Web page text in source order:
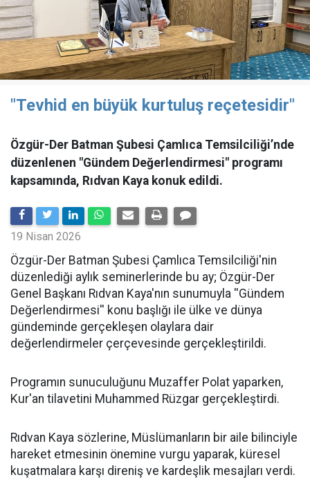
"Tevhid en büyük kurtuluş reçetesidir"
Özgür-Der Batman Şubesi Çamlıca Temsilciliği’nde
düzenlenen "Gündem Değerlendirmesi" programı
kapsamında, Rıdvan Kaya konuk edildi.
19 Nisan 2026
​Özgür-Der Batman Şubesi Çamlıca Temsilciliği'nin
düzenlediği aylık seminerlerinde bu ay; Özgür-Der
Genel Başkanı Rıdvan Kaya'nın sunumuyla ''Gündem
Değerlendirmesi'' konu başlığı ile ülke ve dünya
gündeminde gerçekleşen olaylara dair
değerlendirmeler çerçevesinde gerçekleştirildi.
Programın sunuculuğunu Muzaffer Polat yaparken,
Kur'an tilavetini Muhammed Rüzgar gerçekleştirdi.
Rıdvan Kaya sözlerine, Müslümanların bir aile bilinciyle
hareket etmesinin önemine vurgu yaparak, küresel
kuşatmalara karşı direniş ve kardeşlik mesajları verdi.